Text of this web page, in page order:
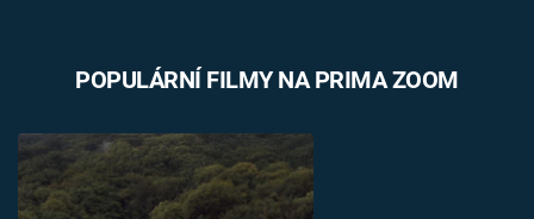
POPULÁRNÍ FILMY NA PRIMA ZOOM